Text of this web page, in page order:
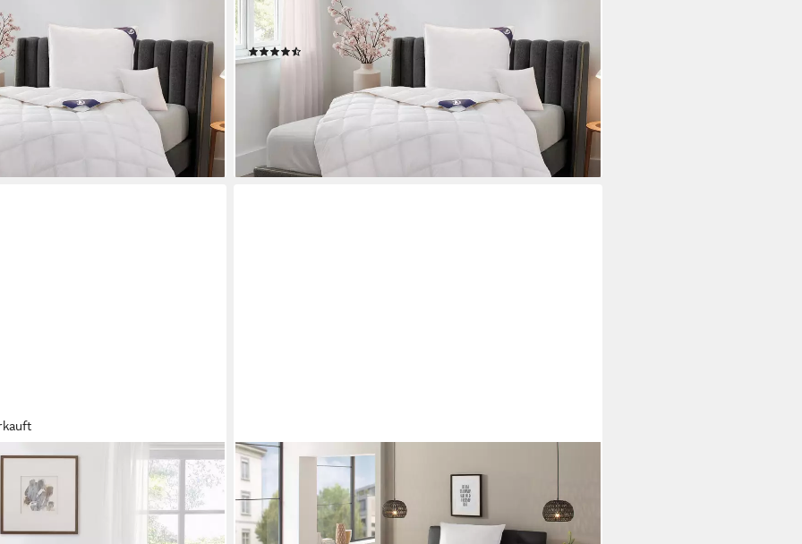
Baumwolle, Made in Green,
5 Wärmeklassen & 8
bei dir
Baumwolle, Made in Green, Hausstauballergiker geeignet, 5
Wärmeklassen & 6 Größen, Bestseller
(44)
ab 87,49 € 249,00 €
nur diesen Monat
lieferbar - in 3-4 Werktagen bei dir
Federdecke Bettdecke Nature
200x200cm, Füllung: 55%
Kapok & 15%
RIBECO
Federbettdecke Laram, Bettdecken für Sommer oder
Winter, Made in Germany, Füllung: 90% Federn, 10%
Daunen, Bezug: 100% Baumwolle, Super Preis-Leistung,